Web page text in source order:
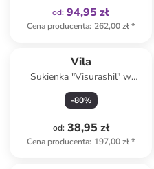
od: 94,95 zł
Cena producenta: 262,00 zł*
Vila
Sukienka "Visurashil" w
kolorze bordowym
-80%
od: 38,95 zł
Cena producenta: 197,00 zł*